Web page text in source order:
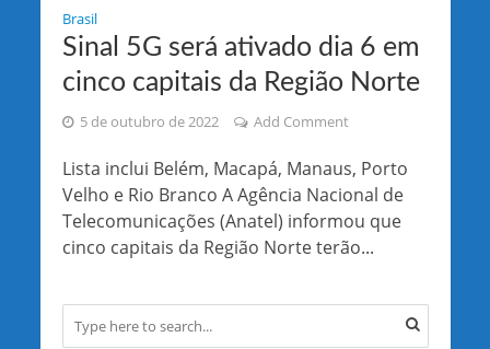
Brasil
Sinal 5G será ativado dia 6 em
cinco capitais da Região Norte
5 de outubro de 2022 Add Comment
Lista inclui Belém, Macapá, Manaus, Porto
Velho e Rio Branco A Agência Nacional de
Telecomunicações (Anatel) informou que
cinco capitais da Região Norte terão...